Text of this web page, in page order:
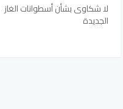
لا شكاوى بشأن أسطوانات الغاز
الجديدة